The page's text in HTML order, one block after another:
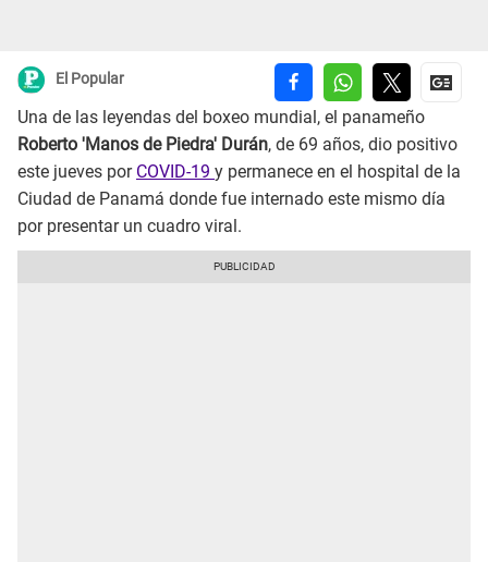
El Popular
Una de las leyendas del boxeo mundial, el panameño
Roberto 'Manos de Piedra' Durán, de 69 años, dio positivo
este jueves por COVID-19 y permanece en el hospital de la
Ciudad de Panamá donde fue internado este mismo día
por presentar un cuadro viral.